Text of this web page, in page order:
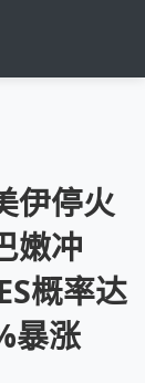
伊停火
嫩冲
概率达
暴涨